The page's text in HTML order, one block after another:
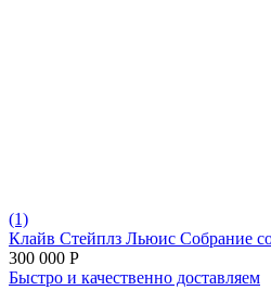
(1)
Клайв Стейплз Льюис Собрание
300 000 Р
Быстро и качественно доставляем